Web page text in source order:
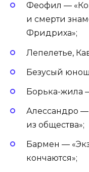
Феофил —
и смерти
Фридриха»;
Лепелетье,
Безусый
Борька-жила
Алессандро
из общества»;
Бармен —
кончаются»;